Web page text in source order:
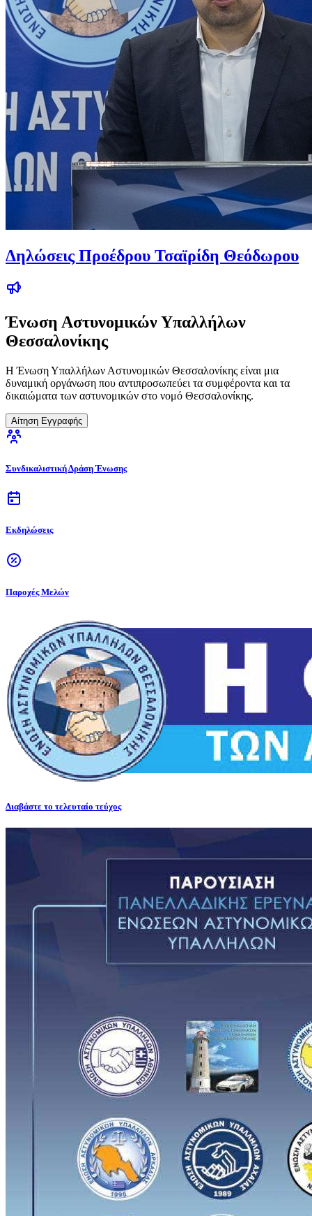
Δηλώσεις Προέδρου Τσαϊρίδη Θεόδωρου
Ένωση Αστυνομικών Υπαλλήλων
Θεσσαλονίκης
Η Ένωση Υπαλλήλων Αστυνομικών Θεσσαλονίκης είναι μια
δυναμική οργάνωση που αντιπροσωπεύει τα συμφέροντα και τα
δικαιώματα των αστυνομικών στο νομό Θεσσαλονίκης.
Αίτηση Εγγραφής
Συνδικαλιστική Δράση Ένωσης
Εκδηλώσεις
Παροχές Μελών
Διαβάστε το τελευταίο τεύχος